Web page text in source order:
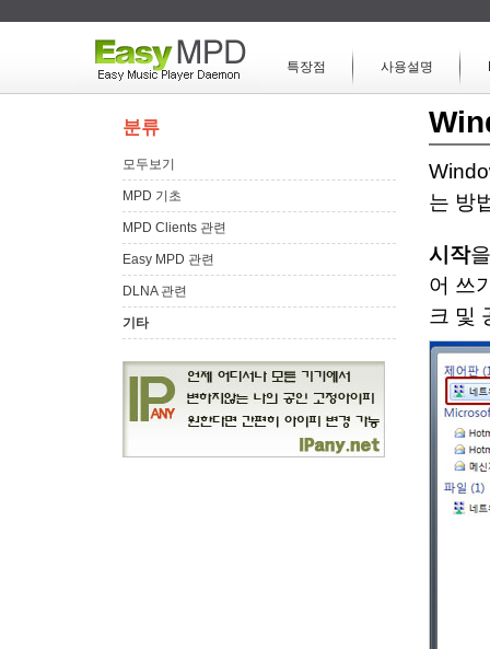
특장점 사용설명
는 방
시작
어 쓰
크 및
분류
모두보기
MPD 기초
MPD Clients 관련
Easy MPD 관련
DLNA 관련
기타